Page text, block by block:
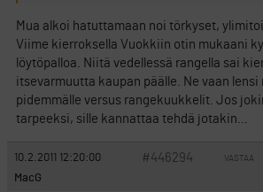
Mua alkoi hatuttamaan noi törkyset,
Viime kierroksella Vuokkiin otin mukaani
löytöpalloa. Niitä vedellessä rangella sai
itsevarmuutta kaupan päälle. Ne vaan
pidemmälle versus rangekuukkelit. Jos
tarpeeksi, sille kannattaa tehdä jotakin…
10.2.2011 12:20:00 #446294 VASTAA
MacG